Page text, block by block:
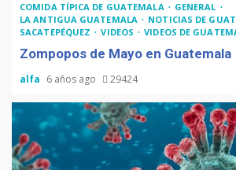
COMIDA TÍPICA DE GUATEMALA
GENERAL
LA ANTIGUA GUATEMALA
NOTICIAS DE
SACATEPÉQUEZ
VIDEOS VIDEOS DE
Zompopos de Mayo en Guatemala
alfa 6 años ago 29424